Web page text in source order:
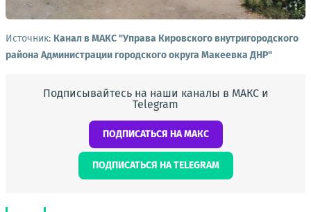
Источник: Канал в МАКС "Управа Кировского внутригородского
района Администрации городского округа Макеевка ДНР"
Подписывайтесь на наши каналы в МАКС и
Telegram
ПОДПИСАТЬСЯ НА МАКС
ПОДПИСАТЬСЯ НА TELEGRAM